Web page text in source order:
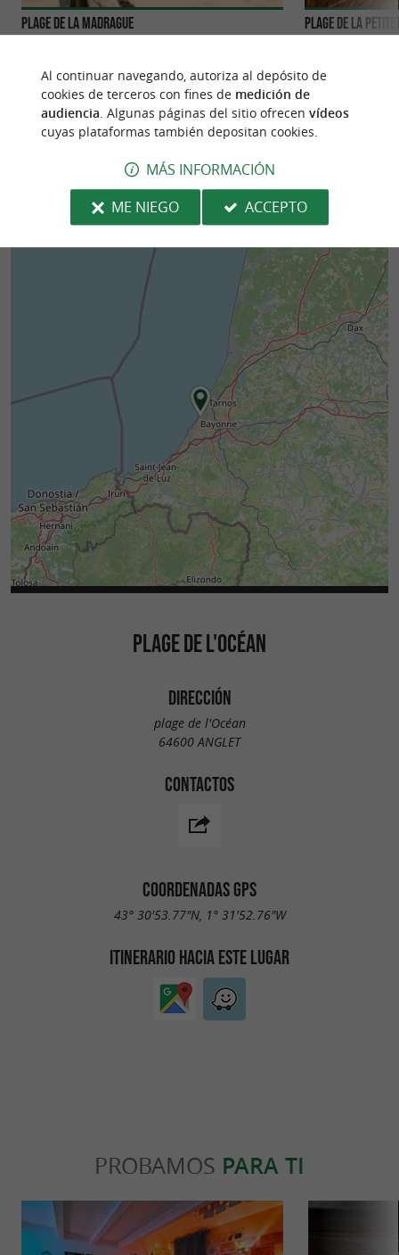
Plage de la Madrague
428 m - Anglet
Plage de la
483 m -
PLAGE DE L'OCÉAN
DIRECCIÓN
plage de l'Océan
64600 ANGLET
CONTACTOS
COORDENADAS GPS
43° 30'53.77"N, 1° 31'52.76"W
ITINERARIO HACIA ESTE LUGAR
PROBAMOS PARA TI
Al continuar navegando, autoriza al depósito de
cookies de terceros con fines de medición de
audiencia. Algunas páginas del sitio ofrecen vídeos
cuyas plataformas también depositan cookies.
MÁS INFORMACIÓN
ME NIEGO
ACCEPTO